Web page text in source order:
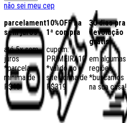
não sei meu cep
parcelamento
sem juros
até 5x sem
juros
*parcela
mínima de
R$40
10%OFF na
1ª compra
cupom:
PRIMEIRA10
*válido no
site acima de
R$319
30 dias pra
devolução
grátis
em algumas
regiões,
*buscamos
na sua casa!